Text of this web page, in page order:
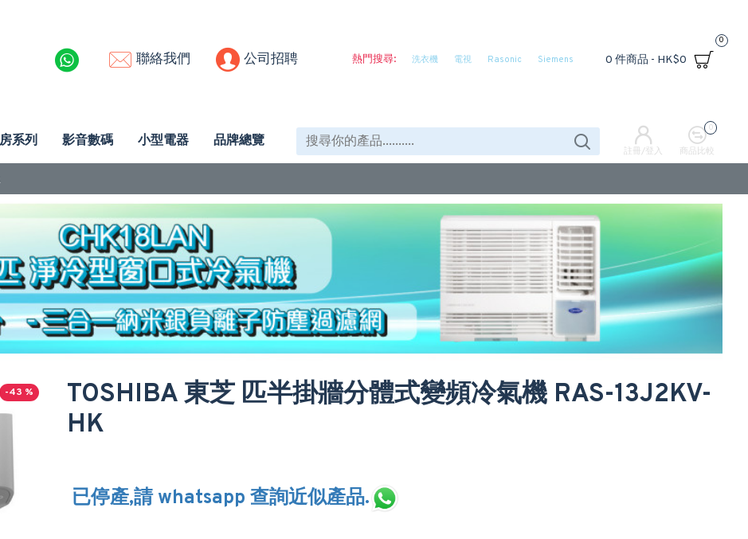
聯絡我們 公司招聘 熱門搜尋: 洗衣機 電視 Rasonic Siemens 0 件商品 - HK$0
0
系列 影音數碼 小型電器 品牌總覽
註冊/登入 商品比較
0
-43 %
TOSHIBA 東芝 匹半掛牆分體式變頻冷氣機 RAS-13J2KV-
HK
已停產,請 whatsapp 查詢近似產品.